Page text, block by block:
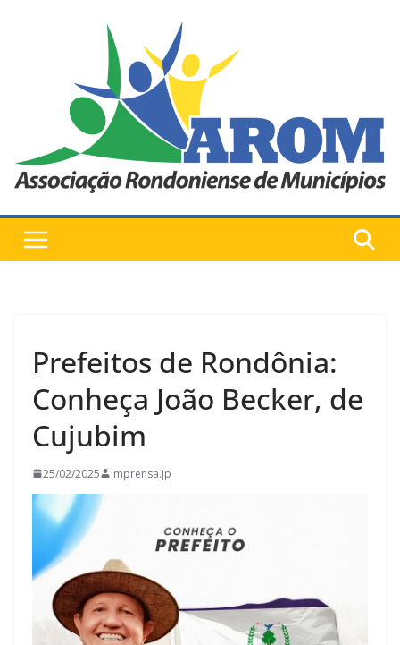
Prefeitos de Rondônia:
Conheça João Becker, de
Cujubim
25/02/2025 imprensa.jp